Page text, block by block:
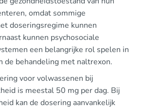
omdat sommige
doseringsregime kunnen
kunnen psychosociale
een belangrijke rol spelen in
de behandeling met naltrexon.
voor volwassenen bij
is meestal 50 mg per dag. Bij
kan de dosering aanvankelijk